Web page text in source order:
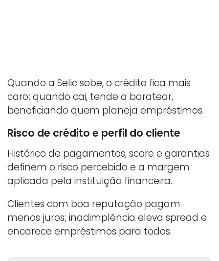
Quando a Selic sobe, o crédito fica mais
caro; quando cai, tende a baratear,
beneficiando quem planeja empréstimos.
Risco de crédito e perfil do cliente
Histórico de pagamentos, score e garantias
definem o risco percebido e a margem
aplicada pela instituição financeira.
Clientes com boa reputação pagam
menos juros; inadimplência eleva spread e
encarece empréstimos para todos.